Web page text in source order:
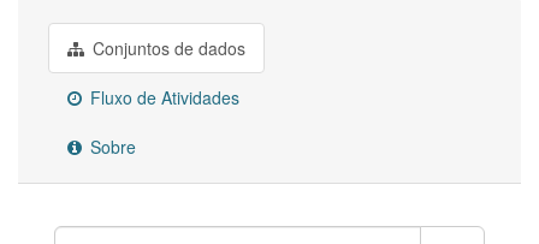
Conjuntos de dados
Fluxo de Atividades
Sobre